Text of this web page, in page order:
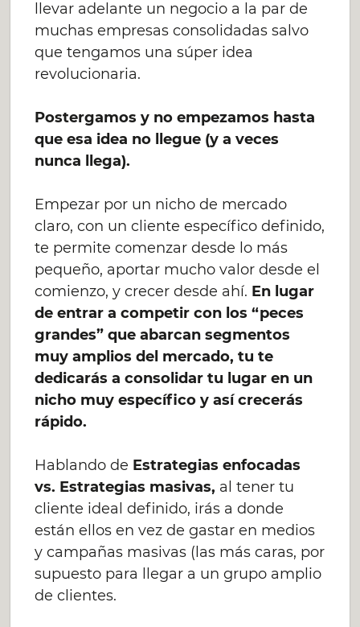
llevar adelante un negocio a la par de
muchas empresas consolidadas salvo
que tengamos una súper idea
revolucionaria.
Postergamos y no empezamos hasta
que esa idea no llegue (y a veces
nunca llega).
Empezar por un nicho de mercado
claro, con un cliente específico definido,
te permite comenzar desde lo más
pequeño, aportar mucho valor desde el
comienzo, y crecer desde ahí. En lugar
de entrar a competir con los “peces
grandes” que abarcan segmentos
muy amplios del mercado, tu te
dedicarás a consolidar tu lugar en un
nicho muy específico y así crecerás
rápido.
Hablando de Estrategias enfocadas
vs. Estrategias masivas, al tener tu
cliente ideal definido, irás a donde
están ellos en vez de gastar en medios
y campañas masivas (las más caras, por
supuesto para llegar a un grupo amplio
de clientes.